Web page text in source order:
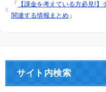
「
【課金を考えている方必見!
関連する情報まとめ 」
サイト内検索